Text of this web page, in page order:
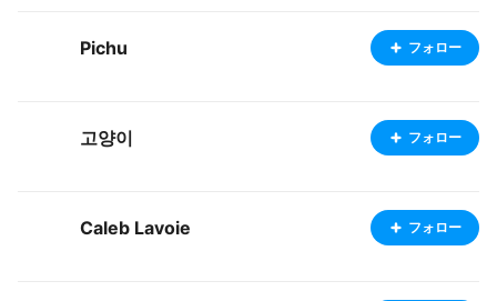
Pichu フォロー
고양이 フォロー
Caleb Lavoie フォロー